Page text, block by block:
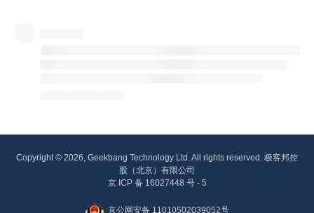
Copyright © 2026, Geekbang Technology Ltd. All rights reserved. 极客邦控
股（北京）有限公司
京 ICP 备 16027448 号 - 5
京公网安备 11010502039052号